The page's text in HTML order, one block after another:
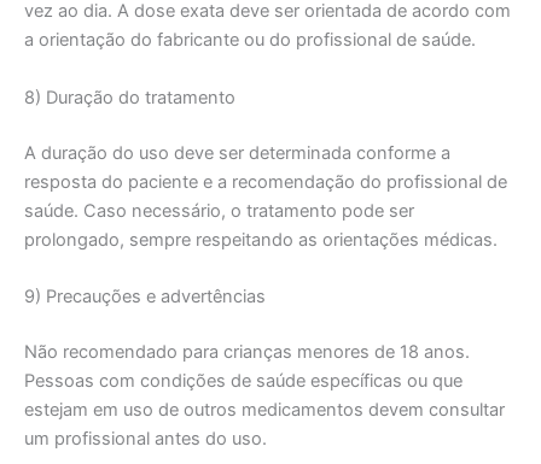
vez ao dia. A dose exata deve ser orientada de acordo com
a orientação do fabricante ou do profissional de saúde.
8) Duração do tratamento
A duração do uso deve ser determinada conforme a
resposta do paciente e a recomendação do profissional de
saúde. Caso necessário, o tratamento pode ser
prolongado, sempre respeitando as orientações médicas.
9) Precauções e advertências
Não recomendado para crianças menores de 18 anos.
Pessoas com condições de saúde específicas ou que
estejam em uso de outros medicamentos devem consultar
um profissional antes do uso.